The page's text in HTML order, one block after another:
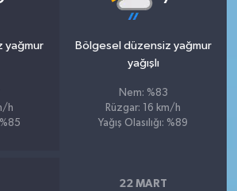
yağmur
h
%85
Bölgesel düzensiz yağmur
yağışlı
Nem: %83
Rüzgar: 16 km/h
Yağış Olasılığı: %89
22 MART